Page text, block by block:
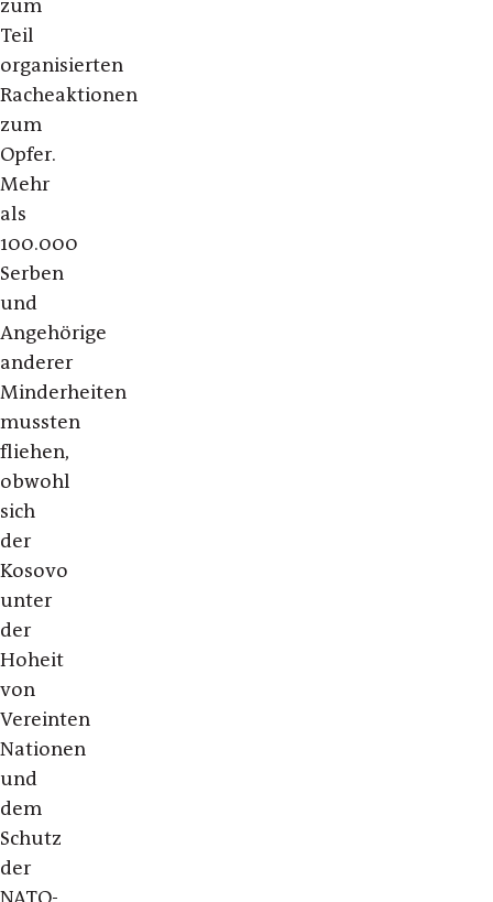
zum
Teil
organisierten
Racheaktionen
zum
Opfer.
Mehr
als
100.000
Serben
und
Angehörige
anderer
Minderheiten
mussten
fliehen,
obwohl
sich
der
Kosovo
unter
der
Hoheit
von
Vereinten
Nationen
und
dem
Schutz
der